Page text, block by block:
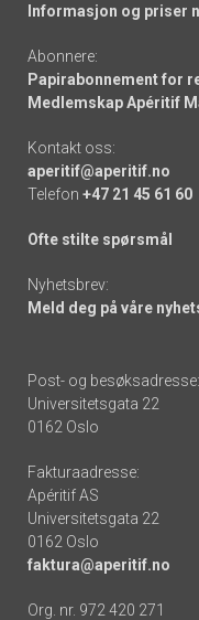
Informasjon og priser
Abonnere:
Papirabonnement for
Medlemskap Apéritif
Kontakt oss:
aperitif@aperitif.no
Telefon +47 21 45 61 60
Ofte stilte spørsmål
Nyhetsbrev:
Meld deg på våre
Post- og besøksadresse:
Universitetsgata 22
0162 Oslo
Fakturaadresse:
Apéritif AS
Universitetsgata 22
0162 Oslo
faktura@aperitif.no
Org. nr. 972 420 271